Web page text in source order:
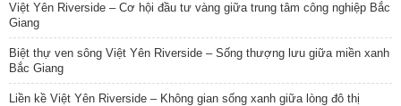
Việt Yên Riverside – Cơ hội đầu tư vàng giữa trung tâm công nghiệp Bắc
Giang
Biệt thự ven sông Việt Yên Riverside – Sống thượng lưu giữa miền xanh
Bắc Giang
Liền kề Việt Yên Riverside – Không gian sống xanh giữa lòng đô thị